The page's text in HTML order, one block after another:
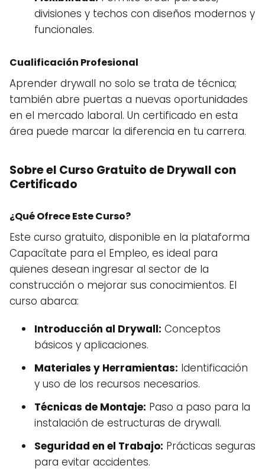
divisiones y techos con diseños modernos y
funcionales.
Cualificación Profesional
Aprender drywall no solo se trata de técnica;
también abre puertas a nuevas oportunidades
en el mercado laboral. Un certificado en esta
área puede marcar la diferencia en tu carrera.
Sobre el Curso Gratuito de Drywall con
Certificado
¿Qué Ofrece Este Curso?
Este curso gratuito, disponible en la plataforma
Capacítate para el Empleo, es ideal para
quienes desean ingresar al sector de la
construcción o mejorar sus conocimientos. El
curso abarca:
Introducción al Drywall: Conceptos
básicos y aplicaciones.
Materiales y Herramientas: Identificación
y uso de los recursos necesarios.
Técnicas de Montaje: Paso a paso para la
instalación de estructuras de drywall.
Seguridad en el Trabajo: Prácticas seguras
para evitar accidentes.